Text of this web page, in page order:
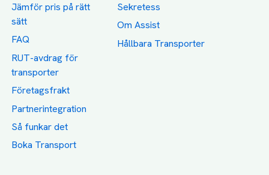
Jämför pris på rätt
sätt
FAQ
RUT-avdrag för
transporter
Företagsfrakt
Partnerintegration
Så funkar det
Boka Transport
Sekretess
Om Assist
Hållbara Transporter